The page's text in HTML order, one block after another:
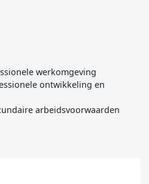
werkomgeving
ontwikkeling en
arbeidsvoorwaarden